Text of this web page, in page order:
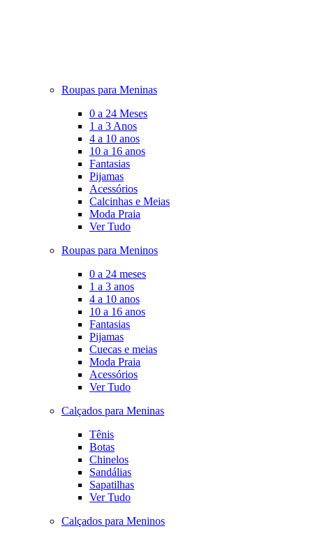
Roupas para Meninas
0 a 24 Meses
1 a 3 Anos
4 a 10 anos
10 a 16 anos
Fantasias
Pijamas
Acessórios
Calcinhas e Meias
Moda Praia
Ver Tudo
Roupas para Meninos
0 a 24 meses
1 a 3 anos
4 a 10 anos
10 a 16 anos
Fantasias
Pijamas
Cuecas e meias
Moda Praia
Acessórios
Ver Tudo
Calçados para Meninas
Tênis
Botas
Chinelos
Sandálias
Sapatilhas
Ver Tudo
Calçados para Meninos